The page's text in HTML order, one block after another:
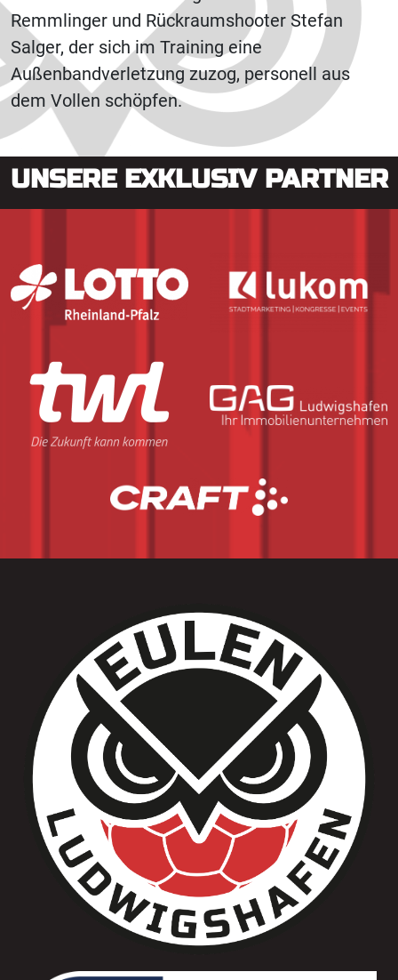
Remmlinger und Rückraumshooter Stefan
Salger, der sich im Training eine
Außenbandverletzung zuzog, personell aus
dem Vollen schöpfen.
UNSERE EXKLUSIV PARTNER